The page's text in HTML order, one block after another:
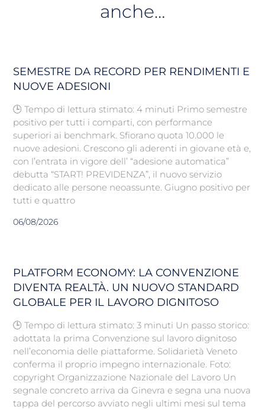
anche…
SEMESTRE DA RECORD PER RENDIMENTI E
NUOVE ADESIONI
🕒 Tempo di lettura stimato: 4 minuti Primo semestre
positivo per tutti i comparti, con performance
superiori ai benchmark. Sfiorano quota 10.000 le
nuove adesioni. Crescono gli aderenti in giovane età e,
con l’entrata in vigore dell’ “adesione automatica”
debutta “START! PREVIDENZA”, il nuovo servizio
dedicato alle persone neoassunte. Giugno positivo per
tutti e quattro
06/08/2026
PLATFORM ECONOMY: LA CONVENZIONE
DIVENTA REALTÀ. UN NUOVO STANDARD
GLOBALE PER IL LAVORO DIGNITOSO
🕒 Tempo di lettura stimato: 3 minuti Un passo storico:
adottata la prima Convenzione sul lavoro dignitoso
nell’economia delle piattaforme. Solidarietà Veneto
conferma il proprio impegno internazionale. Foto:
copyright Organizzazione Nazionale del Lavoro Un
segnale concreto arriva da Ginevra e segna una nuova
tappa del percorso avviato negli ultimi mesi sul tema